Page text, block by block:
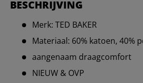
BESCHRIJVING
Merk: TED BAKER
Materiaal: 60% katoen, 40%
aangenaam draagcomfort
NIEUW & OVP